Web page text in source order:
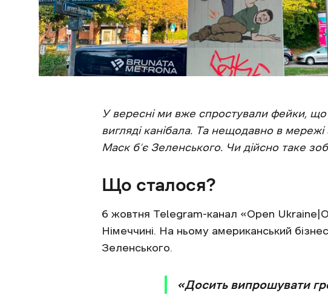
У вересні ми вже спростували фейки, що
вигляді канібала. Та нещодавно в мережі
Маск б‘є Зеленського. Чи дійсно таке
Що сталося?
6 жовтня Telegram-канал «Open
Німеччині. На ньому американський
Зеленського.
«Досить випрошувати